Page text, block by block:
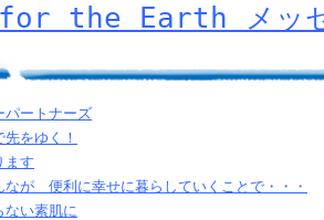
the Earth メッ
パートナーズ
先をゆく！
ます
が 便利に幸せに暮らしていくことで・・・
ない素肌に